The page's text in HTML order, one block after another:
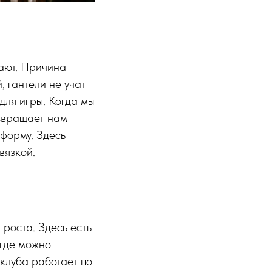
Причина
гантели не учат
игры. Когда мы
нам
Здесь
Здесь есть
можно
работает по